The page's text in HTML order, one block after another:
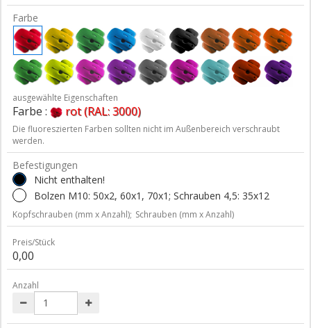
Farbe
ausgewählte Eigenschaften
Farbe : rot (RAL: 3000)
Die fluoreszierten Farben sollten nicht im Außenbereich verschraubt
werden.
Befestigungen
Nicht enthalten!
Bolzen M10: 50x2, 60x1, 70x1; Schrauben 4,5: 35x12
Kopfschrauben (mm x Anzahl); Schrauben (mm x Anzahl)
Preis/Stück
0,00
Anzahl